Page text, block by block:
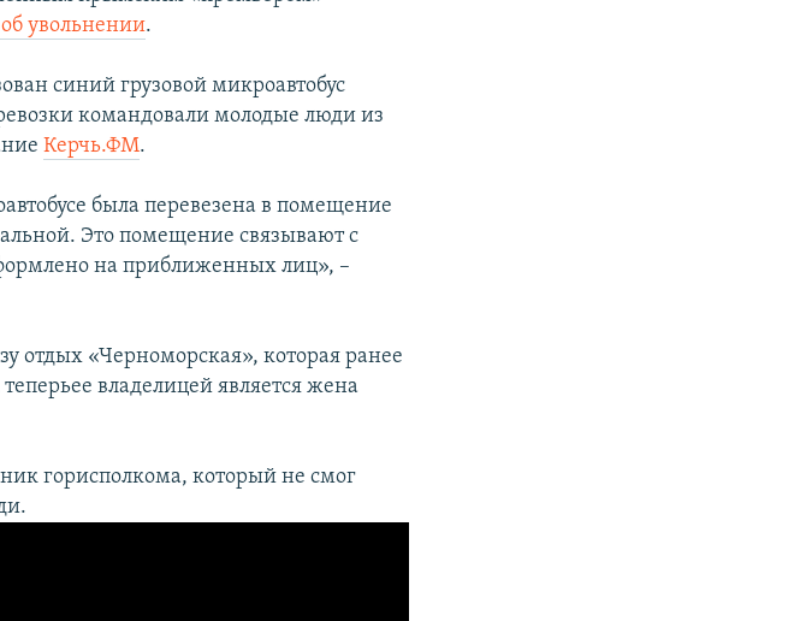
увольнении.
синий грузовой микроавтобус
командовали молодые люди из
Керчь.ФМ.
была перевезена в помещение
Это помещение связывают с
на приближенных лиц», –
отдых «Черноморская», которая ранее
владелицей является жена
горисполкома, который не смог